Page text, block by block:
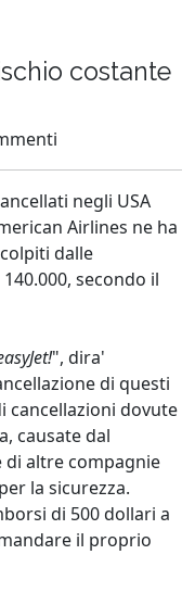
costante
negli USA
Airlines ne ha
dalle
secondo il
", dira'
di questi
cancellazioni dovute
causate dal
di altre compagnie
la sicurezza.
di 500 dollari a
il proprio